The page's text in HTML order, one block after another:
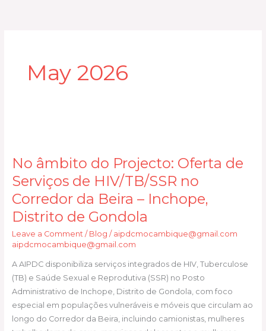
May 2026
No âmbito do Projecto: Oferta de
Serviços de HIV/TB/SSR no
Corredor da Beira – Inchope,
Distrito de Gondola
Leave a Comment / Blog / aipdcmocambique@gmail.com
aipdcmocambique@gmail.com
A AIPDC disponibiliza serviços integrados de HIV, Tuberculose
(TB) e Saúde Sexual e Reprodutiva (SSR) no Posto
Administrativo de Inchope, Distrito de Gondola, com foco
especial em populações vulneráveis e móveis que circulam ao
longo do Corredor da Beira, incluindo camionistas, mulheres
do
Projecto:
de
Serviços
de
HIV/TB/SSR